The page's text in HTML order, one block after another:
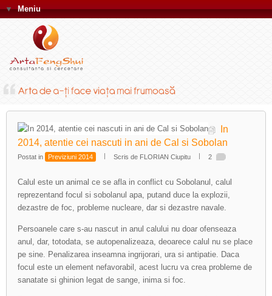
▼Meniu
In
2014, atentie cei nascuti in ani de Cal si Sobolan
Postat in Previziuni 2014 Scris de FLORIAN Ciupitu 2
Calul este un animal ce se afla in conflict cu Sobolanul, calul
reprezentand focul si sobolanul apa, putand duce la explozii,
dezastre de foc, probleme nucleare, dar si dezastre navale.
Persoanele care s-au nascut in anul calului nu doar ofenseaza
anul, dar, totodata, se autopenalizeaza, deoarece calul nu se place
pe sine. Penalizarea inseamna ingrijorari, ura si antipatie. Daca
focul este un element nefavorabil, acest lucru va crea probleme de
sanatate si ghinion legat de sange, inima si foc.